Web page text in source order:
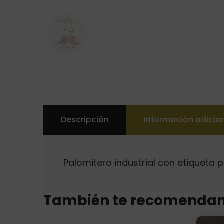
Descripción Información
Palomitero industrial con etiqueta
También te